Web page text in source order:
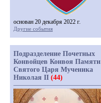
основан 20 декабря 2022 г.
Другие события
Подразделение Почетных
Конвойцев Конвоя Памяти
Святого Царя Мученика
Николая II (44)